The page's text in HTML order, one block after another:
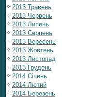
2013 Травень
2013 Червень
2013 Липень
2013 Серпень
2013 Вересень
2013 Жовтень
2013 Листопад
2013 Грудень
2014 Січень
2014 Лютий
2014 Березень